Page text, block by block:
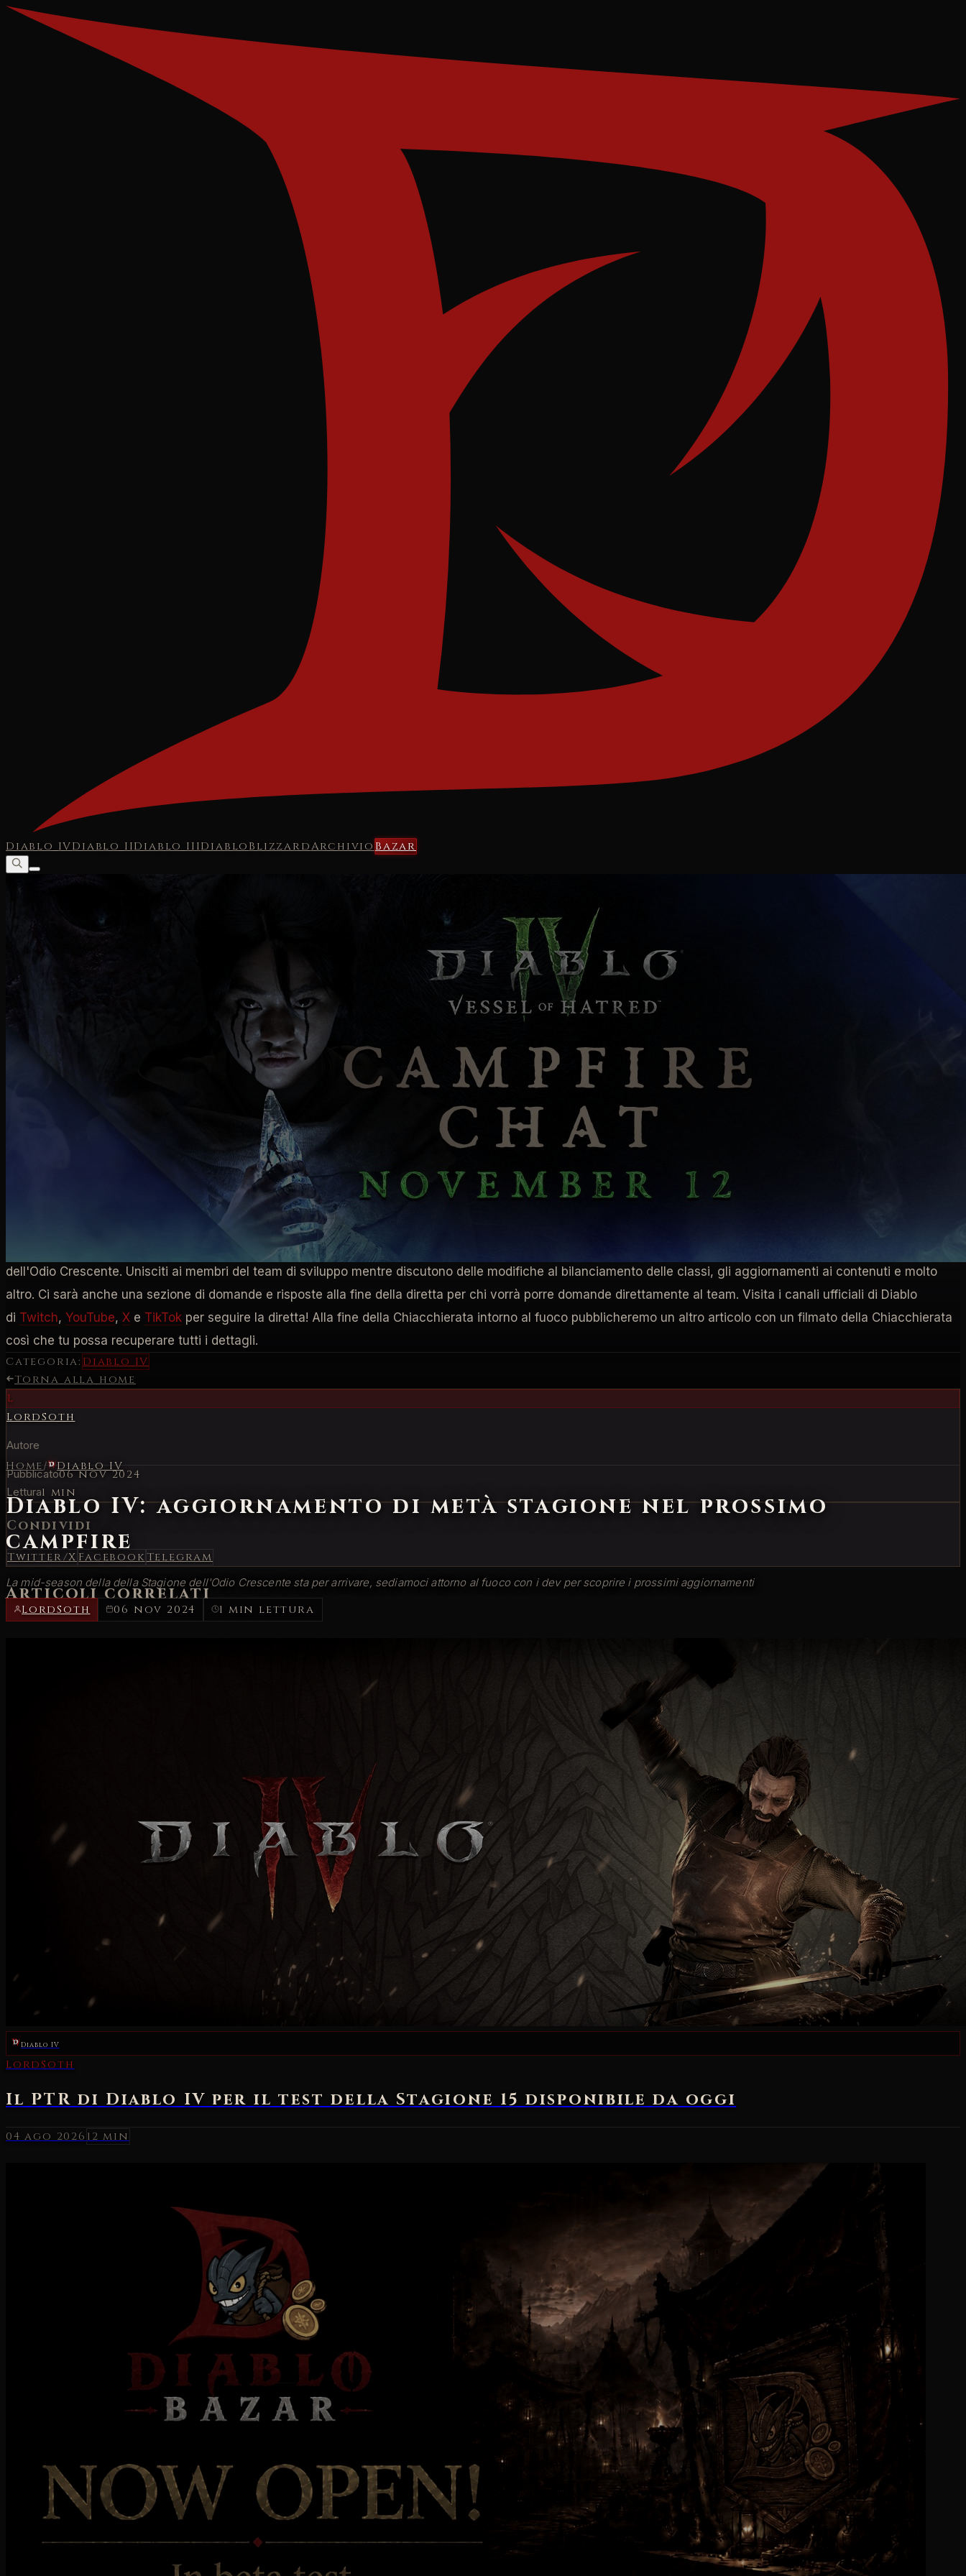
Diablo IVDiablo IIDiablo IIIDiabloBlizzardArchivioBazar
Home/ Diablo IV
Diablo IV: aggiornamento di metà stagione nel prossimo
campfire
La mid-season della della Stagione dell'Odio Crescente sta per arrivare, sediamoci attorno al fuoco con i dev per scoprire i prossimi aggiornamenti
LordSoth 06 nov 2024 1 min lettura
La prossima Chiacchierata intorno al fuoco si terrà il 12 novembre alle 20:00 CET
e includerà tutti i dettagli sull'aggiornamento di metà stagione della Stagione
dell'Odio Crescente. Unisciti ai membri del team di sviluppo mentre discutono delle modifiche al bilanciamento delle classi, gli aggiornamenti ai contenuti e molto
altro. Ci sarà anche una sezione di domande e risposte alla fine della diretta per chi vorrà porre domande direttamente al team. Visita i canali ufficiali di Diablo
di Twitch, YouTube, X e TikTok per seguire la diretta! Alla fine della Chiacchierata intorno al fuoco pubblicheremo un altro articolo con un filmato della Chiacchierata
così che tu possa recuperare tutti i dettagli.
Categoria:Diablo IV
Torna alla home
L
LordSoth
Autore
Pubblicato06 nov 2024
Lettura1 min
Condividi
Twitter/XFacebookTelegram
Articoli correlati
Diablo IV
04 ago 2026 12 min